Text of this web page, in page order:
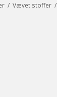
/ Vævet stoffer /